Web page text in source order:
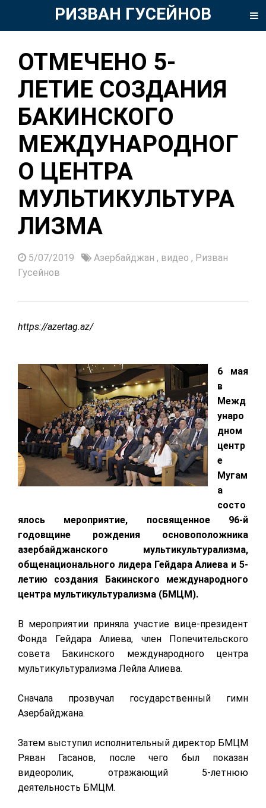
РИЗВАН ГУСЕЙНОВ
ОТМЕЧЕНО 5-
ЛЕТИЕ СОЗДАНИЯ
БАКИНСКОГО
МЕЖДУНАРОДНОГ
О ЦЕНТРА
МУЛЬТИКУЛЬТУРА
ЛИЗМА
5/07/2019 Азербайджан , видео , Ризван
Гусейнов
https://azertag.az/
6 мая
в
Межд
унаро
дном
центр
е
Мугам
а
состо
ялось мероприятие, посвященное 96-й
годовщине рождения основоположника
азербайджанского мультикультурализма,
общенационального лидера Гейдара Алиева и 5-
летию создания Бакинского международного
центра мультикультурализма (БМЦМ).
В мероприятии приняла участие вице-президент
Фонда Гейдара Алиева, член Попечительского
совета Бакинского международного центра
мультикультурализма Лейла Алиева.
Сначала прозвучал государственный гимн
Азербайджана.
Затем выступил исполнительный директор БМЦМ
Ряван Гасанов, после чего был показан
видеоролик, отражающий 5-летнюю
деятельность БМЦМ.